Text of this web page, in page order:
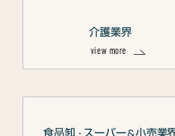
介護業界
view more
食品卸 ・ スーパー＆ 小売業